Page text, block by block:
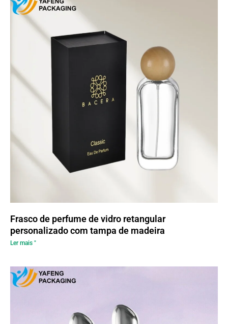
Frasco de perfume de vidro retangular
personalizado com tampa de madeira
Ler mais "